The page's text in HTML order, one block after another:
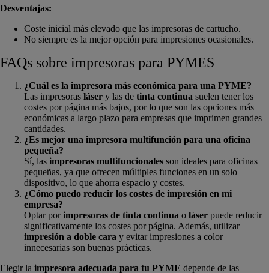
Desventajas:
Coste inicial más elevado que las impresoras de cartucho.
No siempre es la mejor opción para impresiones ocasionales.
FAQs sobre impresoras para PYMES
¿Cuál es la impresora más económica para una PYME?
Las impresoras láser y las de tinta continua suelen tener los
costes por página más bajos, por lo que son las opciones más
económicas a largo plazo para empresas que imprimen grandes
cantidades.
¿Es mejor una impresora multifunción para una oficina
pequeña?
Sí, las impresoras multifuncionales son ideales para oficinas
pequeñas, ya que ofrecen múltiples funciones en un solo
dispositivo, lo que ahorra espacio y costes.
¿Cómo puedo reducir los costes de impresión en mi
empresa?
Optar porimpresoras de tinta continua o láser puede reducir
significativamente los costes por página. Además, utilizar
impresión a doble cara y evitar impresiones a color
innecesarias son buenas prácticas.
Elegir la impresora adecuada para tu PYME depende de las